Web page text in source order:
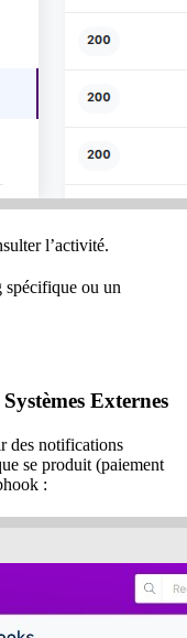
l’activité.
spécifique ou un
Externes
des notifications
se produit (paiement
: